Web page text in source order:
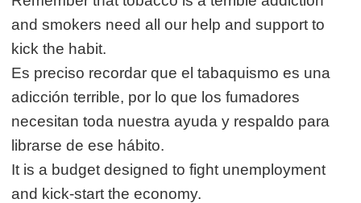
and smokers need all our help and support to
kick the habit.
Es preciso recordar que el tabaquismo es una
adicción terrible, por lo que los fumadores
necesitan toda nuestra ayuda y respaldo para
librarse de ese hábito.
It is a budget designed to fight unemployment
and kick-start the economy.